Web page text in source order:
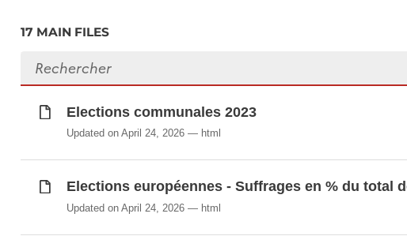
Suffrages et mandats par parti en 2017
Élections communales: Suffrages par parti 1999 -
Synchronisé automatiquement depuis la
17 MAIN FILES
Search files
Elections communales 2023
Updated on April 24, 2026 html
Elections européennes - Suffrages en % du total
Updated on April 24, 2026 html